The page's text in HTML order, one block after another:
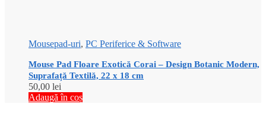
Mousepad-uri, PC Periferice & Software
Mouse Pad Floare Exotică Corai – Design Botanic Modern,
Suprafață Textilă, 22 x 18 cm
50,00 lei
Adaugă în coș